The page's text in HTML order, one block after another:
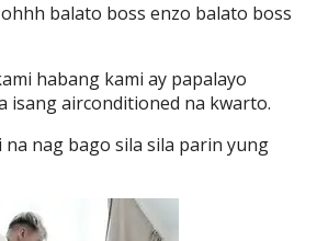
ohhh balato boss enzo balato boss
habang kami ay papalayo
isang airconditioned na kwarto.
na nag bago sila sila parin yung